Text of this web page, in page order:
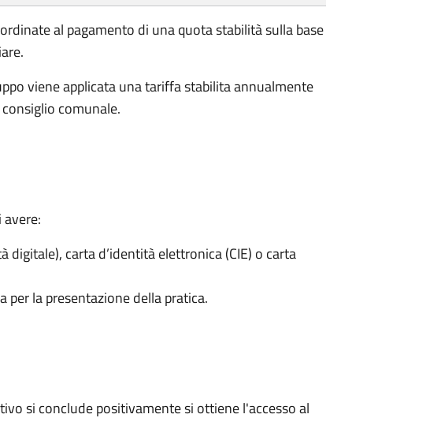
al pagamento di una quota stabilità sulla base
viene applicata una tariffa stabilita annualmente
comunale.
digitale), carta d’identità elettronica (CIE) o carta
la presentazione della pratica.
si conclude positivamente si ottiene l'accesso al